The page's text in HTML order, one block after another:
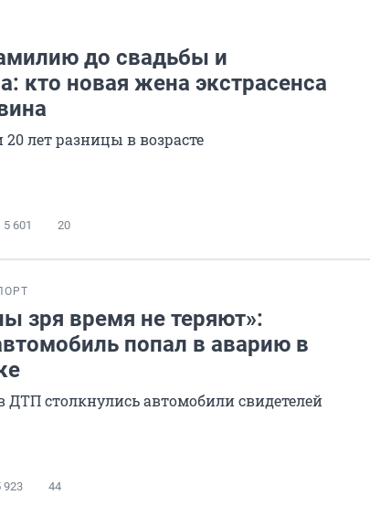
до свадьбы и
кто новая жена экстрасенса
лет разницы в возрасте
5 601 20
зря время не теряют»:
попал в аварию в
ДТП столкнулись автомобили свидетелей
923 44